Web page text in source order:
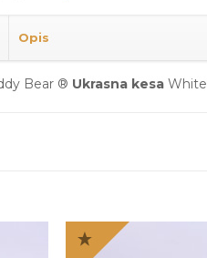
Opis
Bear ® Ukrasna kesaWhite